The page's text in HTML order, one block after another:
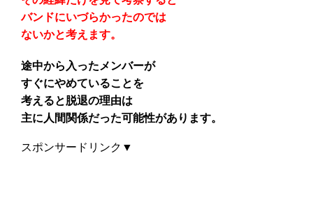
バンドにいづらかったのでは
ないかと考えます。
途中から入ったメンバーが
すぐにやめていることを
考えると脱退の理由は
主に人間関係だった可能性があります。
スポンサードリンク▼